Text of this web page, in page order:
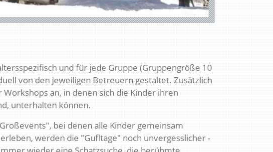
und für jede Gruppe (Gruppengröße 10
von den jeweiligen Betreuern gestaltet. Zusätzlich
an, in denen sich die Kinder ihren
unterhalten können.
bei denen alle Kinder gemeinsam
werden die "Gufltage" noch unvergesslicher -